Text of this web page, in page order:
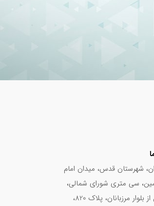
شهرستان قدس، میدان امام
سی متری شورای شمالی،
قبل از بلوار مرزبانان، پلاک 820،